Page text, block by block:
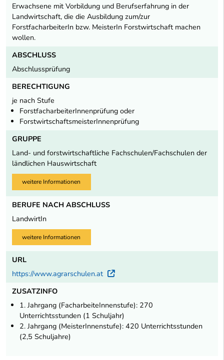
Erwachsene mit Vorbildung und Berufserfahrung in der
Landwirtschaft, die die Ausbildung zum/zur
ForstfacharbeiterIn bzw. MeisterIn Forstwirtschaft machen
wollen.
ABSCHLUSS
Abschlussprüfung
BERECHTIGUNG
je nach Stufe
ForstfacharbeiterInnenprüfung oder
ForstwirtschaftsmeisterInnenprüfung
GRUPPE
Land- und forstwirtschaftliche Fachschulen/Fachschulen der
ländlichen Hauswirtschaft
weitere Informationen
BERUFE NACH ABSCHLUSS
LandwirtIn
weitere Informationen
URL
https://www.agrarschulen.at
Externer Link
ZUSATZINFO
1. Jahrgang (FacharbeiteInnenstufe): 270
Unterrichtsstunden (1 Schuljahr)
2. Jahrgang (MeisterInnenstufe): 420 Unterrichtsstunden
(2,5 Schuljahre)